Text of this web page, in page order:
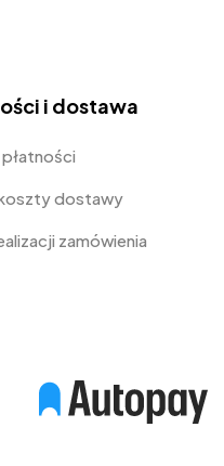
i dostawa
dostawy
zamówienia